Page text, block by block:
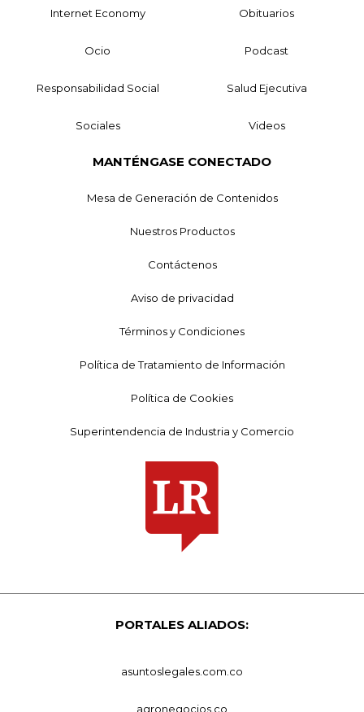
Internet Economy Obituarios
Ocio Podcast
Responsabilidad Social Salud Ejecutiva
Sociales Videos
MANTÉNGASE CONECTADO
Mesa de Generación de Contenidos
Nuestros Productos
Contáctenos
Aviso de privacidad
Términos y Condiciones
Política de Tratamiento de Información
Política de Cookies
Superintendencia de Industria y Comercio
PORTALES ALIADOS:
asuntoslegales.com.co
agronegocios.co